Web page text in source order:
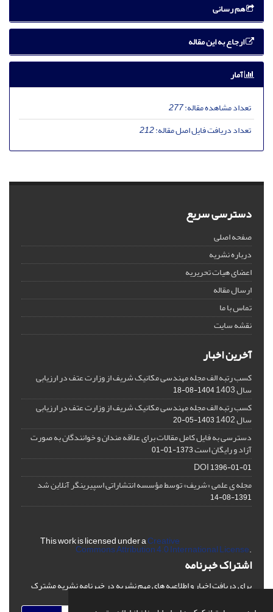
هم رسانی
ارجاع به این مقاله
آمار
تعداد مشاهده مقاله:277
تعداد دریافت فایل اصل مقاله:212
دسترسی سریع
صفحه اصلی
درباره نشریه
اعضای هیات تحریریه
ارسال مقاله
تماس با ما
نقشه سایت
آخرین اخبار
کسب رتبه الف مجله مهندسی مکانیک شریف از وزارت عتف در ارزیابی
سال 1403 1404-08-18
کسب رتبه الف مجله مهندسی مکانیک شریف از وزارت عتف در ارزیابی
سال 1402 1403-05-20
دسترسی به فایل کامل مقالات برای علاقه مندان و خوانندگان به صورت
آزاد و رایگان است1373-01-01
DOI1396-01-01
مجله ی علمی «شریف» توسط مؤسسه انتشاراتی اسپیرینگر آنلاین شد
1391-08-14
This work is licensed under aCreative
Commons Attribution 4.0 International License.
اشتراک خبرنامه
برای دریافت اخبار و اطلاعیه های مهم نشریه در خبرنامه نشریه مشترک